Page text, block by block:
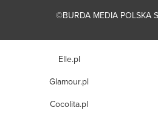
©BURDA MEDIA POLSKA
Elle.pl
Glamour.pl
Cocolita.pl